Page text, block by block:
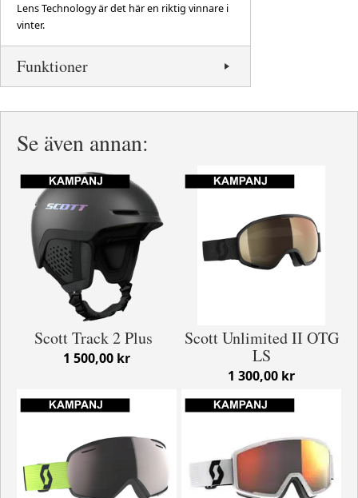
Lens Technology är det här en riktig vinnare i
vinter.
Funktioner
Se även annan:
Scott Track 2 Plus
1 500,00 kr
Scott Unlimited II OTG
LS
1 300,00 kr